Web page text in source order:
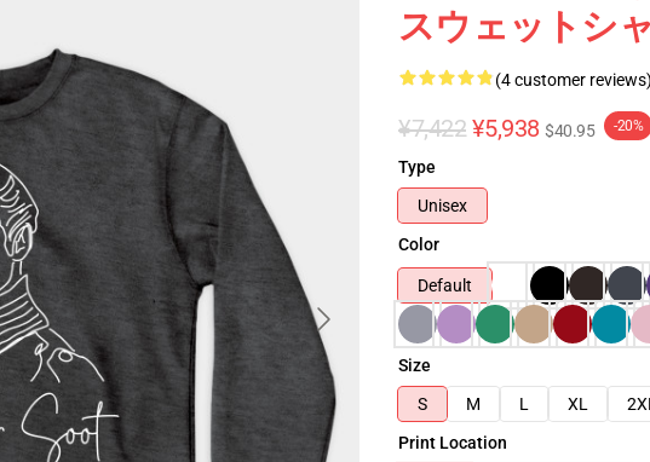
スウェットシ
(4 customer reviews)
¥7,422 ¥5,938 $40.95 -20%
Type
Unisex
Color
Default
Size
S
M L XL 2XL
Print Location